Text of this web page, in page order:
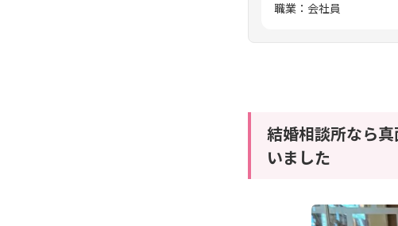
職業 ： 会社員
結婚相談所なら
いました